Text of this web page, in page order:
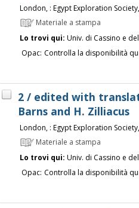
London, : Egypt Exploration
Materiale a stampa
Lo trovi qui: Univ. di Cassino e
Opac: Controlla la disponibilità
2 / edited with
Barns and H. Zilliacus
London, : Egypt Exploration
Materiale a stampa
Lo trovi qui: Univ. di Cassino e
Opac: Controlla la disponibilità